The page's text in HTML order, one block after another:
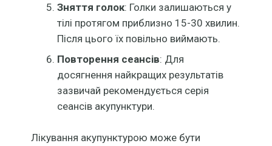
Зняття голок: Голки залишаються у
тілі протягом приблизно 15-30 хвилин.
Після цього їх повільно виймають.
Повторення сеансів: Для
досягнення найкращих результатів
зазвичай рекомендується серія
сеансів акупунктури.
Лікування акупунктурою може бути